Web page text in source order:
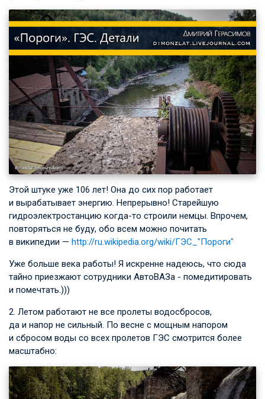
Этой штуке уже 106 лет! Она до сих пор работает
и вырабатывает энергию. Непрерывно! Старейшую
гидроэлектростанцию когда-то строили немцы. Впрочем,
повторяться не буду, обо всем можно почитать
в википедии — http://ru.wikipedia.org/wiki/ГЭС_"Пороги"
Уже больше века работы! Я искренне надеюсь, что сюда
тайно приезжают сотрудники АвтоВАЗа - помедитировать
и помечтать.)))
2. Летом работают не все пролеты водосбросов,
да и напор не сильный. По весне с мощным напором
и сбросом воды со всех пролетов ГЭС смотрится более
масштабно: